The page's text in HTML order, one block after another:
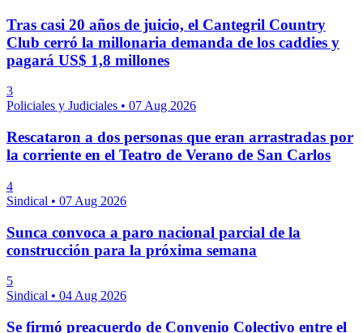
Tras casi 20 años de juicio, el Cantegril Country
Club cerró la millonaria demanda de los caddies y
pagará US$ 1,8 millones
3
Policiales y Judiciales • 07 Aug 2026
Rescataron a dos personas que eran arrastradas por
la corriente en el Teatro de Verano de San Carlos
4
Sindical • 07 Aug 2026
Sunca convoca a paro nacional parcial de la
construcción para la próxima semana
5
Sindical • 04 Aug 2026
Se firmó preacuerdo de Convenio Colectivo entre el